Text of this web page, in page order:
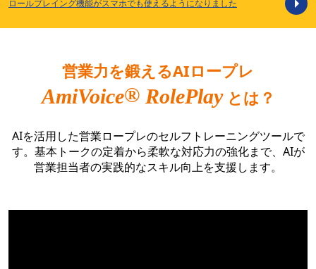
ロールプレイング機能がスマホでも使えるようになりました
営業力を鍛えるAIロープレ
AmiVoice®RolePlayとは？
AIを活用した営業ロープレのセルフトレーニングツールで
す。基本トークの定着から柔軟な対応力の強化まで、AIが
営業担当者の実践的なスキル向上を支援します。